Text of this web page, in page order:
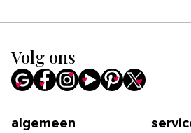
Volg ons
algemeen